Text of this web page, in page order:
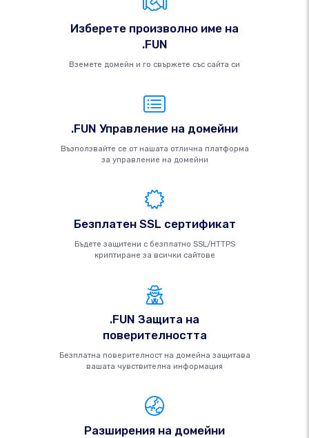
Изберете произволно име на
.FUN
Вземете домейн и го свържете със сайта си
.FUN Управление на домейни
Възползвайте се от нашата отлична платформа
за управление на домейни
Безплатен SSL сертификат
Бъдете защитени с безплатно SSL/HTTPS
криптиране за всички сайтове
.FUN Защита на
поверителността
Безплатна поверителност на домейна защитава
вашата чувствителна информация
Разширения на домейни